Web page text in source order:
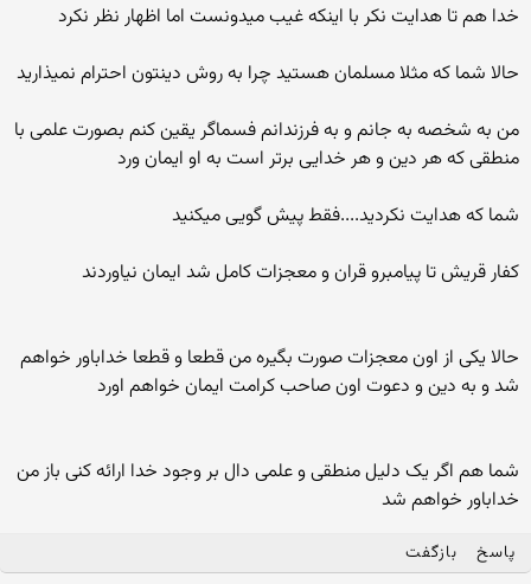
خدا هم تا هدایت نکر با اینکه غیب میدونست اما اظهار نظر نکرد
حالا شما که مثلا مسلمان هستید چرا به روش دینتون احترام نمیذارید
من به شخصه به جانم و به فرزندانم فسماگر یقین کنم بصورت علمی با
منطقی که هر دین و هر خدایی برتر است به او ایمان ورد
شما که هدایت نکردید....فقط پیش گویی میکنید
کفار قریش تا پیامبرو قران و معجزات کامل شد ایمان نیاوردند
حالا یکی از اون معجزات صورت بگیره من قطعا و قطعا خداباور خواهم
شد و به دین و دعوت اون صاحب کرامت ایمان خواهم اورد
شما هم اگر یک دلیل منطقی و علمی دال بر وجود خدا ارائه کنی باز من
خداباور خواهم شد
پاسخ بازگفت